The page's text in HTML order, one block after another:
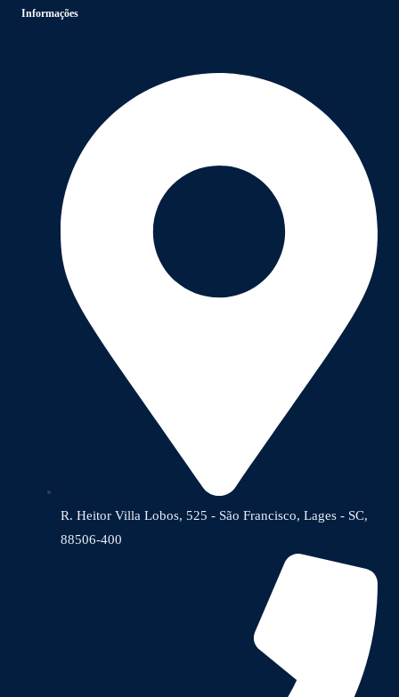
Informações
R. Heitor Villa Lobos, 525 - São Francisco, Lages - SC,
88506-400